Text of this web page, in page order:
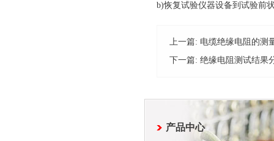
b)恢复试验仪器设备到试验前
上一篇: 电缆绝缘电阻的测
下一篇: 绝缘电阻测试结果
产品中心